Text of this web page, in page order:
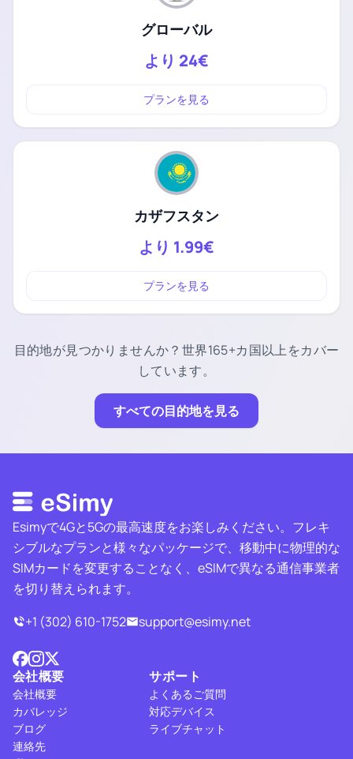
グローバル
より 24€
プランを見る
カザフスタン
より 1.99€
プランを見る
目的地が見つかりませんか？世界165+カ国以上をカバー
しています。
すべての目的地を見る
Esimyで4Gと5Gの最高速度をお楽しみください。フレキ
シブルなプランと様々なパッケージで、移動中に物理的な
SIMカードを変更することなく、eSIMで異なる通信事業者
を切り替えられます。
+1 (302) 610-1752
support@esimy.net
会社概要
会社概要
カバレッジ
ブログ
連絡先
サポート
よくあるご質問
対応デバイス
ライブチャット